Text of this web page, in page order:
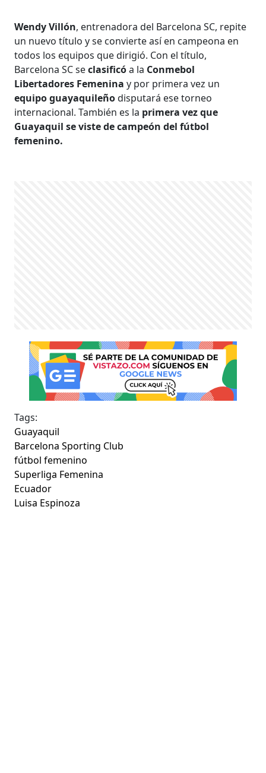
Wendy Villón, entrenadora del Barcelona SC, repite
un nuevo título y se convierte así en campeona en
todos los equipos que dirigió. Con el título,
Barcelona SC seclasificóa la Conmebol
Libertadores Femeninay por primera vez un
equipo guayaquileñodisputará ese torneo
internacional. También es la primera vez que
Guayaquil se viste de campeón del fútbol
femenino.
Tags:
Guayaquil
Barcelona Sporting Club
fútbol femenino
Superliga Femenina
Ecuador
Luisa Espinoza